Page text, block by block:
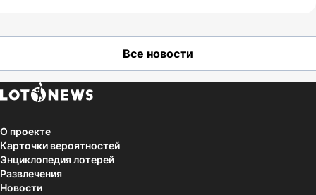
Все новости
О проекте
Карточки вероятностей
Энциклопедия лотерей
Развлечения
Новости